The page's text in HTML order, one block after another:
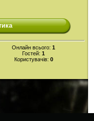
Онлайн всього: 1
Гостей: 1
Користувачів: 0